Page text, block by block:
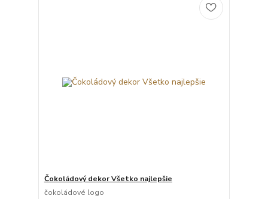
Čokoládový dekor Všetko najlepšie
čokoládové logo